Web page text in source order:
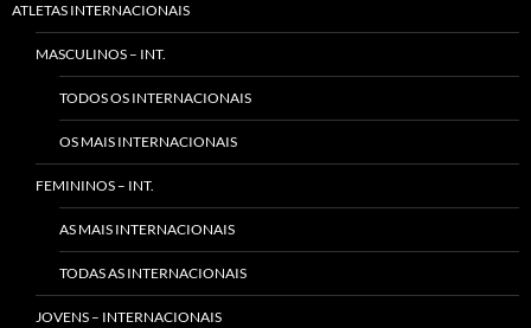
ATLETAS INTERNACIONAIS
MASCULINOS – INT.
TODOS OS INTERNACIONAIS
OS MAIS INTERNACIONAIS
FEMININOS – INT.
AS MAIS INTERNACIONAIS
TODAS AS INTERNACIONAIS
JOVENS – INTERNACIONAIS